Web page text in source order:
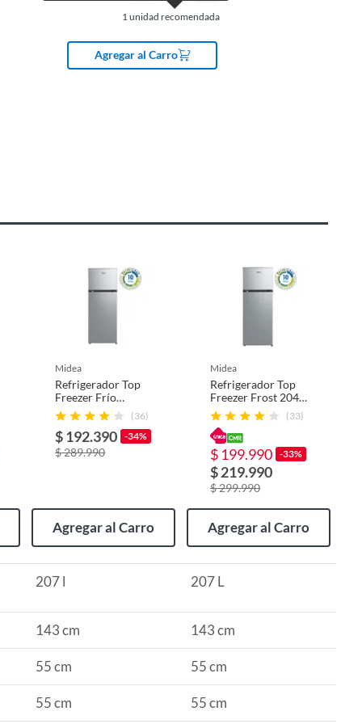
1 unidad recomendada
Agregar al Carro
midea
Refrigerador Top
Freezer Frío
Directo 207 Litros
Inox
MDRT294FGE50
(36)
$ 192.390 -34%
$ 289.990
Agregar al Carro
midea
Refrigerador Top
Freezer Frost 204 L
Silver
MDRT294FGE50
Midea
(33)
$ 199.990 -33%
$ 219.990
$ 299.990
Agregar al Carro
207 l 207 L
143 cm 143 cm
55 cm 55 cm
55 cm 55 cm